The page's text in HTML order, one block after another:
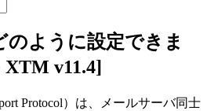
のように設定できま
v11.4]
Protocol）は、メールサーバ同士